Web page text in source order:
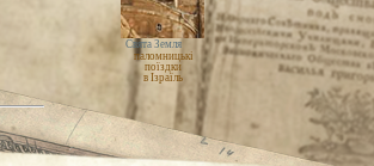
Свята Земля
паломницькі
поїздки
в Ізраїль